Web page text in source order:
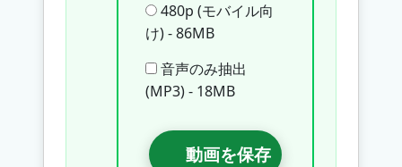
480p (モバイル向
け) - 86MB
音声のみ抽出
(MP3) - 18MB
動画を保存